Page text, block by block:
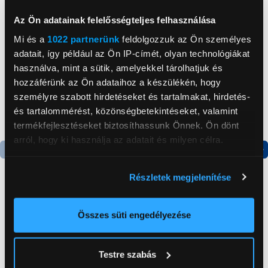
Az Ön adatainak felelősségteljes felhasználása
Mi és a 1022 partnerünk feldolgozzuk az Ön személyes
adatait, így például az Ön IP-címét, olyan technológiákat
használva, mint a sütik, amelyekkel tárolhatjuk és
hozzáférünk az Ön adataihoz a készülékén, hogy
személyre szabott hirdetéseket és tartalmakat, hirdetés-
és tartalommérést, közönségbetekintéseket, valamint
termékfejlesztéseket biztosíthassunk Önnek. Ön dönt
arról, hogy ki használja az adatait és milyen célra.
elhelyezkedéséről pár méteres pontossággal
Az Ön készülékén beazonosítása annak konkrét
módjairól és adja meg preferenciáit aRészletek
Részletek megjelenítése
Összes süti engedélyezése
Testre szabás
Neked ajánljuk
Gorenje NRS8182KX Side
by side hűtőszekrény
One fejhallgató
84 999 Ft